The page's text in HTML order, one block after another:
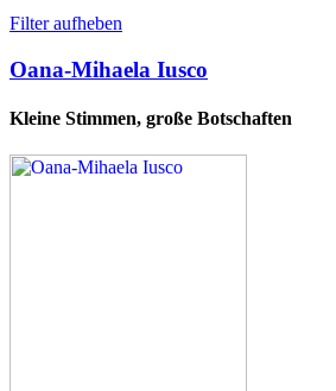
Filter aufheben
Oana-Mihaela Iusco
Kleine Stimmen, große Botschaften